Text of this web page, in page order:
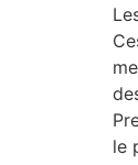
le